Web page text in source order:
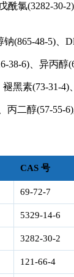
酰氯(3282-
(865-48-5)、
38-6)、异丙
黑素(73-31-
丙二醇(57-55-
CAS 号
69-72-7
5329-14-6
3282-30-2
121-66-4